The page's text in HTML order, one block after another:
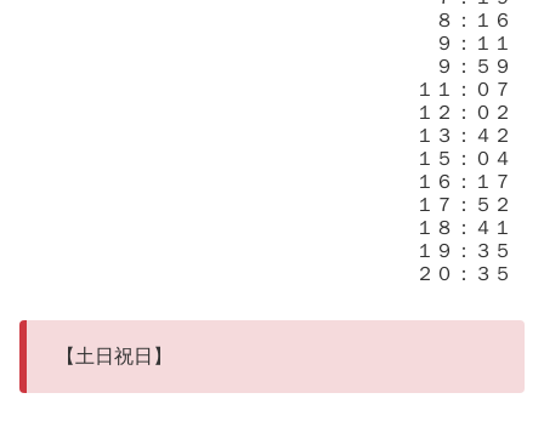
８：１６
９：１１
９：５９
１１：０７
１２：０２
１３：４２
１５：０４
１６：１７
１７：５２
１８：４１
１９：３５
２０：３５
【土日祝日】